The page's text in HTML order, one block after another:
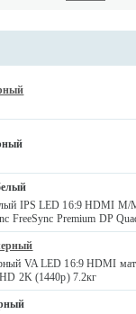
IPS LED 16:9 HDMI M/
FreeSync Premium DP
VA LED 16:9 HDMI
2K (1440p) 7.2кг